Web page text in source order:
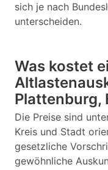
sich je nach
unterscheiden.
Was kostet
Plattenburg,
Die Preise sind
Kreis und Stadt
gesetzliche
gewöhnliche